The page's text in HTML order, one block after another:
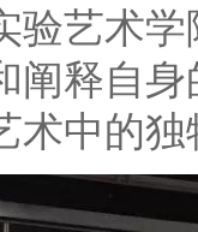
验艺术学
阐释自
术中的